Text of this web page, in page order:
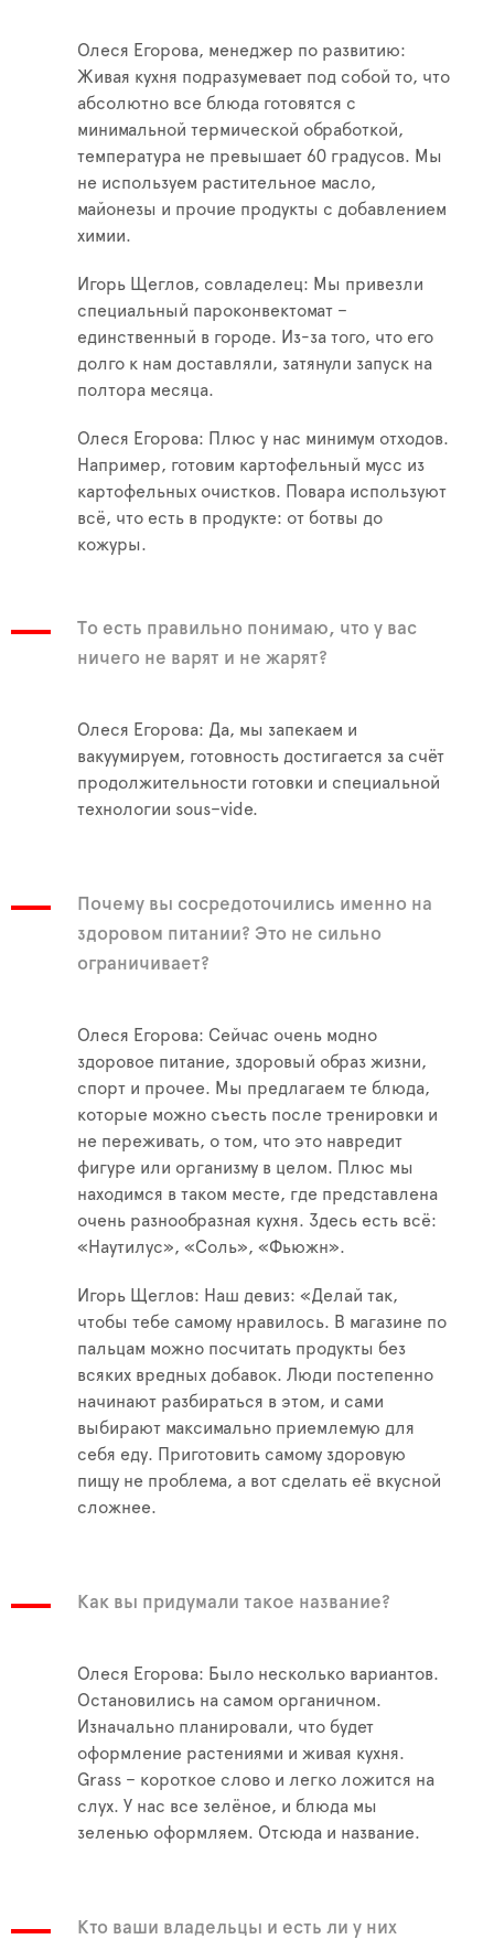
Олеся Егорова, менеджер по развитию:
Живая кухня подразумевает под собой то, что
абсолютно все блюда готовятся с
минимальной термической обработкой,
температура не превышает 60 градусов. Мы
не используем растительное масло,
майонезы и прочие продукты с добавлением
химии.
Игорь Щеглов, совладелец: Мы привезли
специальный пароконвектомат –
единственный в городе. Из-за того, что его
долго к нам доставляли, затянули запуск на
полтора месяца.
Олеся Егорова: Плюс у нас минимум отходов.
Например, готовим картофельный мусс из
картофельных очистков. Повара используют
всё, что есть в продукте: от ботвы до
кожуры.
То есть правильно понимаю, что у вас
ничего не варят и не жарят?
Олеся Егорова: Да, мы запекаем и
вакуумируем, готовность достигается за счёт
продолжительности готовки и специальной
технологии sous–vide.
Почему вы сосредоточились именно на
здоровом питании? Это не сильно
ограничивает?
Олеся Егорова: Сейчас очень модно
здоровое питание, здоровый образ жизни,
спорт и прочее. Мы предлагаем те блюда,
которые можно съесть после тренировки и
не переживать, о том, что это навредит
фигуре или организму в целом. Плюс мы
находимся в таком месте, где представлена
очень разнообразная кухня. Здесь есть всё:
«Наутилус», «Соль», «Фьюжн».
Игорь Щеглов: Наш девиз: «Делай так,
чтобы тебе самому нравилось. В магазине по
пальцам можно посчитать продукты без
всяких вредных добавок. Люди постепенно
начинают разбираться в этом, и сами
выбирают максимально приемлемую для
себя еду. Приготовить самому здоровую
пищу не проблема, а вот сделать её вкусной
сложнее.
Как вы придумали такое название?
Олеся Егорова: Было несколько вариантов.
Остановились на самом органичном.
Изначально планировали, что будет
оформление растениями и живая кухня.
Grass – короткое слово и легко ложится на
слух. У нас все зелёное, и блюда мы
зеленью оформляем. Отсюда и название.
Кто ваши владельцы и есть ли у них